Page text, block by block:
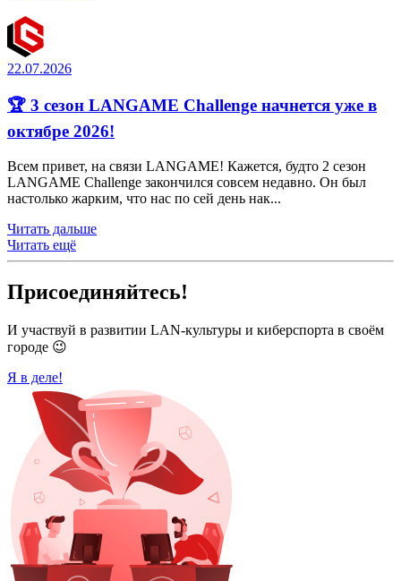
22.07.2026
🏆 3 сезон LANGAME Challenge начнется уже в
октябре 2026!
Всем привет, на связи LANGAME! Кажется, будто 2 сезон
LANGAME Challenge закончился совсем недавно. Он был
настолько жарким, что нас по сей день нак...
Читать дальше
Читать ещё
Присоединяйтесь!
И участвуй в развитии LAN-культуры и киберспорта в своём
городе 😉
Я в деле!